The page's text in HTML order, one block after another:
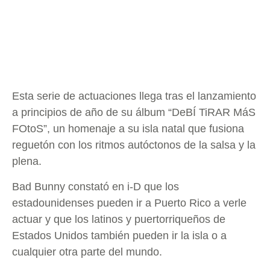
Esta serie de actuaciones llega tras el lanzamiento
a principios de año de su álbum “DeBÍ TiRAR MáS
FOtoS”, un homenaje a su isla natal que fusiona
reguetón con los ritmos autóctonos de la salsa y la
plena.
Bad Bunny constató en i-D que los
estadounidenses pueden ir a Puerto Rico a verle
actuar y que los latinos y puertorriqueños de
Estados Unidos también pueden ir la isla o a
cualquier otra parte del mundo.